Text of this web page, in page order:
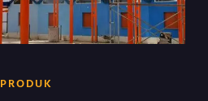
PRODUK